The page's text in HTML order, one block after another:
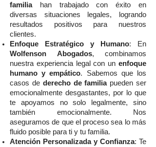
familiahan trabajado con éxito en
diversas situaciones legales, logrando
resultados positivos para nuestros
clientes.
Enfoque Estratégico y Humano: En
Wolfenson Abogados, combinamos
nuestra experiencia legal con un enfoque
humano y empático. Sabemos que los
casos de derecho de familiapueden ser
emocionalmente desgastantes, por lo que
te apoyamos no solo legalmente, sino
también emocionalmente. Nos
aseguramos de que el proceso sea lo más
fluido posible para ti y tu familia.
Atención Personalizada y Confianza: Te